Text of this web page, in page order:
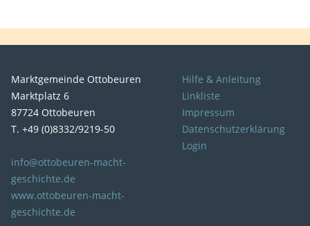
Marktgemeinde Ottobeuren
Marktplatz 6
87724 Ottobeuren
T. +49 (0)8332/9219-50
info@ottobeuren-macht-
geschichte.de
www.ottobeuren-macht-
geschichte.de
Hilfe & Anleitung
Linkliste
Impressum
Datenschutzerklärung
Login